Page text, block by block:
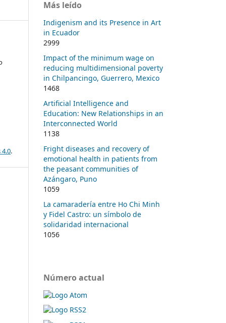
.
Más leído
Indigenism and its Presence in Art
in Ecuador
2999
Impact of the minimum wage on
reducing multidimensional poverty
in Chilpancingo, Guerrero, Mexico
1468
Artificial Intelligence and
Education: New Relationships in an
Interconnected World
1138
Fright diseases and recovery of
emotional health in patients from
the peasant communities of
Azángaro, Puno
1059
La camaradería entre Ho Chi Minh
y Fidel Castro: un símbolo de
solidaridad internacional
1056
Número actual